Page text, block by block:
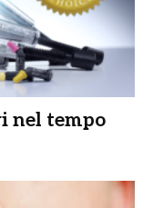
nel tempo